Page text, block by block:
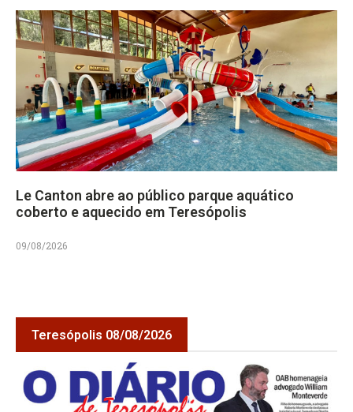
Le Canton abre ao público parque aquático
coberto e aquecido em Teresópolis
09/08/2026
Teresópolis 08/08/2026